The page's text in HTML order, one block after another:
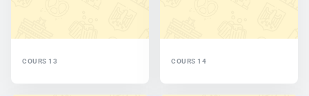
COURS 13 COURS 14